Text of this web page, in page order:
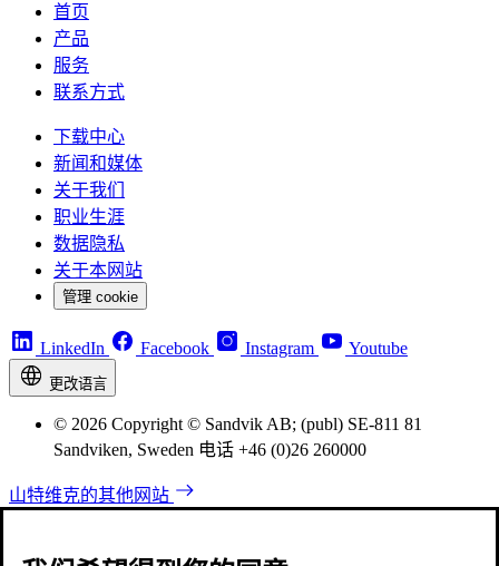
首页
产品
服务
联系方式
下载中心
新闻和媒体
关于我们
职业生涯
数据隐私
关于本网站
管理 cookie
LinkedIn Facebook Instagram Youtube
更改语言
© 2026 Copyright © Sandvik AB; (publ) SE-811 81
Sandviken, Sweden 电话 +46 (0)26 260000
山特维克的其他网站